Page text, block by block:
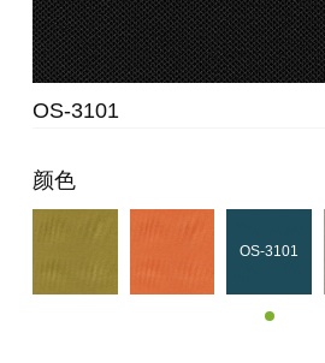
OS-3101
颜色
OS-3101